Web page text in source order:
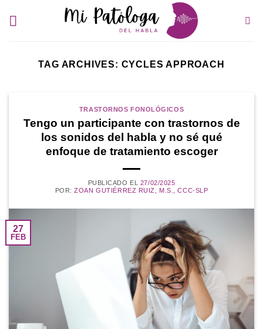
TAG ARCHIVES: CYCLES APPROACH
TRASTORNOS FONOLÓGICOS
Tengo un participante con trastornos de
los sonidos del habla y no sé qué
enfoque de tratamiento escoger
PUBLICADO EL 27/02/2025
POR:ZOAN GUTIÉRREZ RUIZ, M.S., CCC-SLP
27
FEB